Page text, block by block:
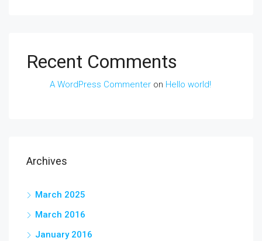
Recent Comments
A WordPress Commenter on Hello world!
Archives
March 2025
March 2016
January 2016